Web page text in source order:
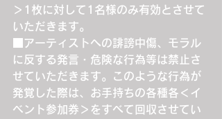
＞1枚に対して1名様のみ有効とさせて
いただきます。
■アーティストへの誹謗中傷、モラル
に反する発言・危険な行為等は禁止さ
せていただきます。このような行為が
発覚した際は、お手持ちの各種各＜イ
ベント参加券＞をすべて回収させてい